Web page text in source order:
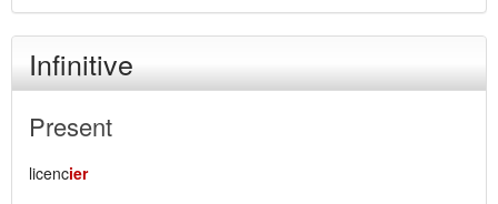
Infinitive
Present
licencier